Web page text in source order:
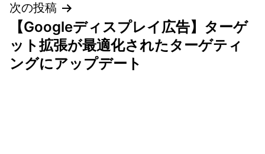
ビ
ゲ
ー
次の投稿
【Googleディスプレイ広告】ターゲ
ット拡張が最適化されたターゲティ
ングにアップデート